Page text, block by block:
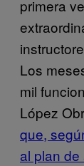
primera
Los
mil
López
que,
al plan